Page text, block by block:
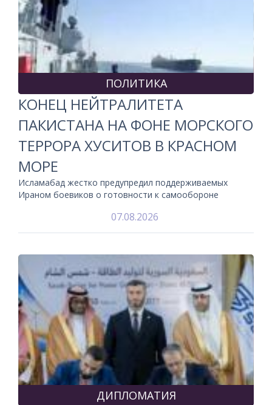
ПОЛИТИКА
КОНЕЦ НЕЙТРАЛИТЕТА
ПАКИСТАНА НА ФОНЕ МОРСКОГО
ТЕРРОРА ХУСИТОВ В КРАСНОМ
МОРЕ
Исламабад жестко предупредил поддерживаемых
Ираном боевиков о готовности к самообороне
07.08.2026
ДИПЛОМАТИЯ